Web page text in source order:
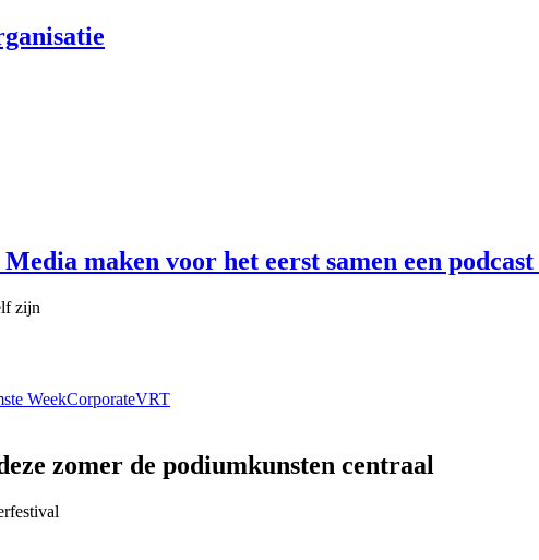
maken voor het eerst samen een
zijn
WeekCorporateVRT
zomer de podiumkunsten centraal